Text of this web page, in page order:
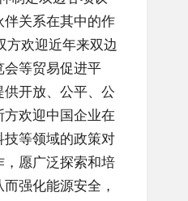
伴关系在其中的作
方欢迎近年来双边
会等贸易促进平
开放、公平、公
欢迎中国企业在
技等领域的政策对
，愿广泛探索和培
强化能源安全，